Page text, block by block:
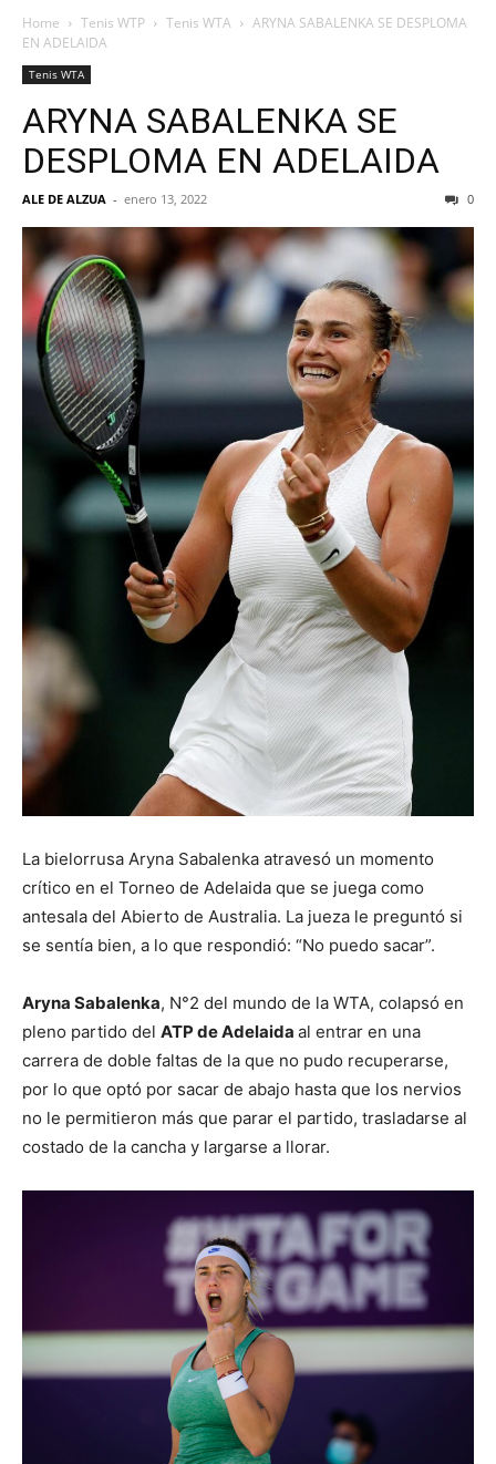
Home Tenis WTP Tenis WTA
ARYNA SABALENKA SE DESPLOMA
EN ADELAIDA
Tenis WTA
ARYNA SABALENKA SE
DESPLOMA EN ADELAIDA
ALE DE ALZUA - enero 13, 2022 0
La bielorrusa Aryna Sabalenka atravesó un momento
crítico en el Torneo de Adelaida que se juega como
antesala del Abierto de Australia. La jueza le preguntó si
se sentía bien, a lo que respondió: “No puedo sacar”.
Aryna Sabalenka, N°2 del mundo de la WTA, colapsó en
pleno partido del ATP de Adelaida al entrar en una
carrera de doble faltas de la que no pudo recuperarse,
por lo que optó por sacar de abajo hasta que los nervios
no le permitieron más que parar el partido, trasladarse al
costado de la cancha y largarse a llorar.